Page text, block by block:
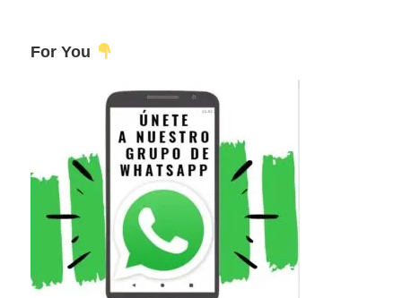
For You